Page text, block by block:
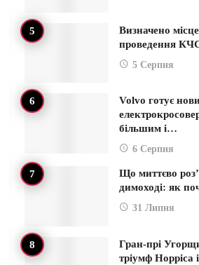
Визначено
проведення
5 Серпня
Volvo готує
більшим і…
6 Серпня
Що миттєво
димоході: як
31 Липня
Гран-прі
тріумф Норріса